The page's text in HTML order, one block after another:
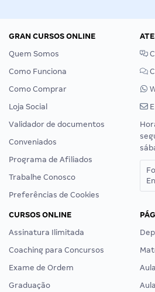
GRAN CURSOS ONLINE
Quem Somos
Como Funciona
Como Comprar
Loja Social
Validador de documentos
Conveniados
Programa de Afiliados
Trabalhe Conosco
Preferências de Cookies
CURSOS ONLINE
Assinatura Ilimitada
Coaching para Concursos
Exame de Ordem
Graduação